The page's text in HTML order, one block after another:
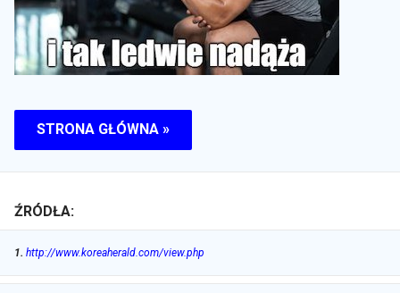
STRONA GŁÓWNA »
ŹRÓDŁA:
1. http://www.koreaherald.com/view.php